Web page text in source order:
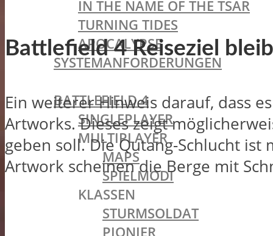
IN THE NAME OF THE TSAR
TURNING TIDES
APOCALYPSE
SYSTEMANFORDERUNGEN
BATTLEFIELD 4
SINGLEPLAYER
MULTIPLAYER
MAPS
SPIELMODI
KLASSEN
STURMSOLDAT
Battlefield 4 Reiseziel
Ein weiterer Hinweis darauf, dass
Artworks. Dieses zeigt
geben soll. Die Qutang-Schlucht
Artwork scheinen die Berge mit